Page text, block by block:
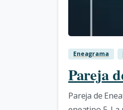
Eneagrama
Pareja
Pareja de